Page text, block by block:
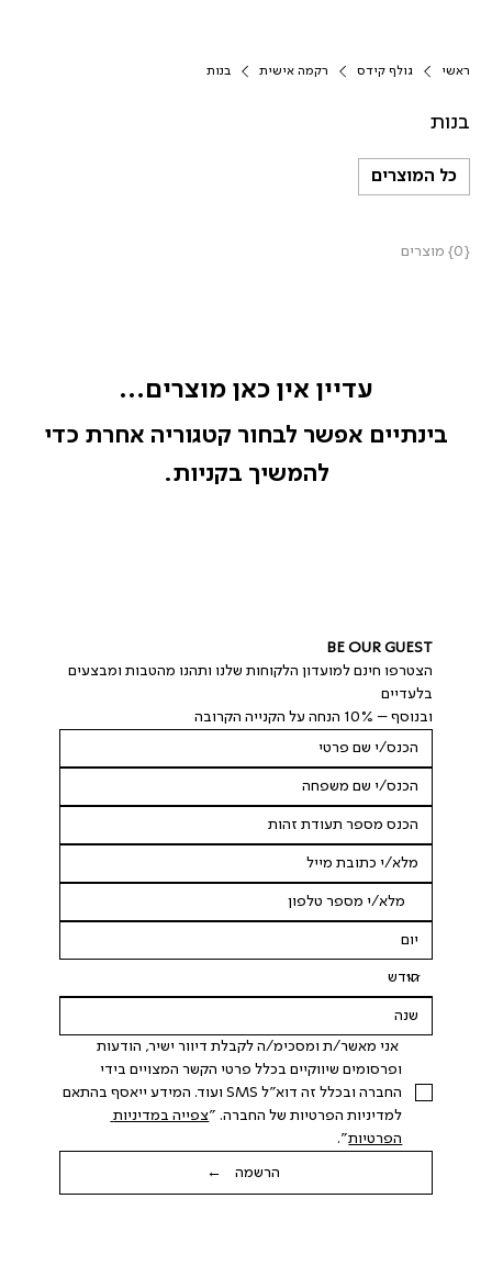
ראשי גולף קידס רקמה אישית בנות
בנות
כל המוצרים
{0} מוצרים
עדיין אין כאן מוצרים...
בינתיים אפשר לבחור קטגוריה אחרת כדי
להמשיך בקניות.
BE OUR GUEST
הצטרפו חינם למועדון הלקוחות שלנו ותהנו מהטבות ומבצעים
בלעדיים
ובנוסף – 10% הנחה על הקנייה הקרובה
אני מאשר/ת ומסכימ/ה לקבלת דיוור ישיר, הודעות
החברה ובכלל זה דוא"ל SMS ועוד. המידע ייאסף בהתאם
למדיניות הפרטיות של החברה. "
צפייה במדיניות
הפרטיות".
הרשמה ←